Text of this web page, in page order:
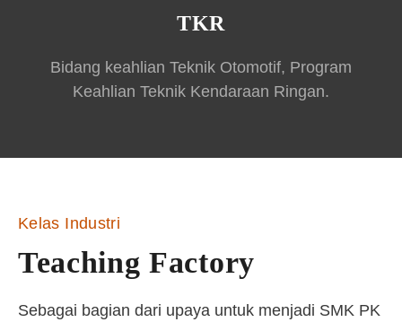
TKR
Bidang keahlian Teknik Otomotif, Program
Keahlian Teknik Kendaraan Ringan.
Kelas Industri
Teaching Factory
Sebagai bagian dari upaya untuk menjadi SMK PK